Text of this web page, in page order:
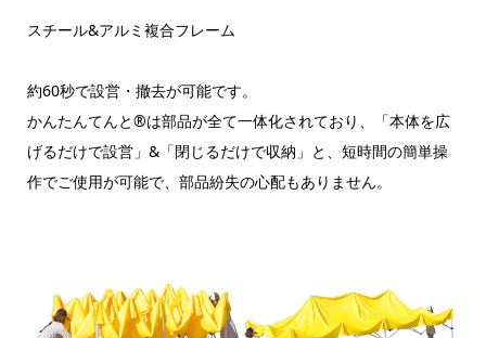
スチール&アルミ複合フレーム
約60秒で設営・撤去が可能です。
かんたんてんと®は部品が全て一体化されており、「本体を広
げるだけで設営」&「閉じるだけで収納」と、短時間の簡単操
作でご使用が可能で、部品紛失の心配もありません。